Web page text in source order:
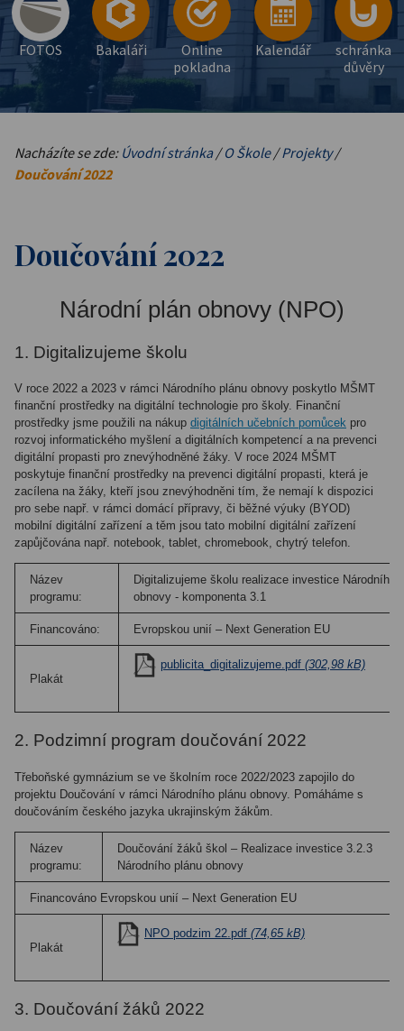
FOTOS Bakaláři
Online
pokladna
Kalendář
schránka
důvěry
Nacházíte se zde: Úvodní stránka/O Škole/Projekty/
Doučování 2022
Doučování 2022
Národní plán obnovy (NPO)
1. Digitalizujeme školu
V roce 2022 a 2023 v rámci Národního plánu obnovy poskytlo MŠMT
finanční prostředky na digitální technologie pro školy. Finanční
prostředky jsme použili na nákup digitálních učebních pomůcek pro
rozvoj informatického myšlení a digitálních kompetencí a na prevenci
digitální propasti pro znevýhodněné žáky. V roce 2024 MŠMT
poskytuje finanční prostředky na prevenci digitální propasti, která je
zacílena na žáky, kteří jsou znevýhodněni tím, že nemají k dispozici
pro sebe např. v rámci domácí přípravy, či běžné výuky (BYOD)
mobilní digitální zařízení a těm jsou tato mobilní digitální zařízení
zapůjčována např. notebook, tablet, chromebook, chytrý telefon.
Název
programu:
Digitalizujeme školu realizace investice Národního
obnovy - komponenta 3.1
Financováno: Evropskou unií – Next Generation EU
Plakát
publicita_digitalizujeme.pdf (302,98 kB)
2. Podzimní program doučování 2022
Třeboňské gymnázium se ve školním roce 2022/2023 zapojilo do
projektu Doučování v rámci Národního plánu obnovy. Pomáháme s
doučováním českého jazyka ukrajinským žákům.
Název
programu:
Doučování žáků škol – Realizace investice 3.2.3
Národního plánu obnovy
Financováno Evropskou unií – Next Generation EU
Plakát
NPO podzim 22.pdf (74,65 kB)
3. Doučování žáků 2022